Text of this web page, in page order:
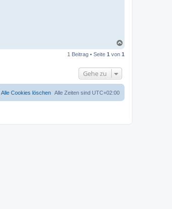
c
1 Beitrag • Seite 1 von 1
Gehe zu
Alle Zeiten sind UTC+02:00
Alle Cookies löschen